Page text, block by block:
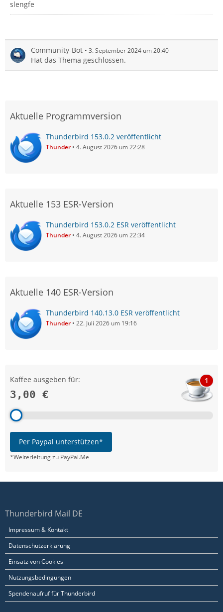
slengfe
Community-Bot 3. September 2024 um 20:40
Hat das Thema geschlossen.
Aktuelle Programmversion
Thunderbird 153.0.2 veröffentlicht
Thunder 4. August 2026 um 22:28
Aktuelle 153 ESR-Version
Thunderbird 153.0.2 ESR veröffentlicht
Thunder 4. August 2026 um 22:34
Aktuelle 140 ESR-Version
Thunderbird 140.13.0 ESR veröffentlicht
Thunder 22. Juli 2026 um 19:16
Kaffee ausgeben für:
3,00 €
1
Per Paypal unterstützen*
*Weiterleitung zu PayPal.Me
Thunderbird Mail DE
Impressum & Kontakt
Datenschutzerklärung
Einsatz von Cookies
Nutzungsbedingungen
Spendenaufruf für Thunderbird